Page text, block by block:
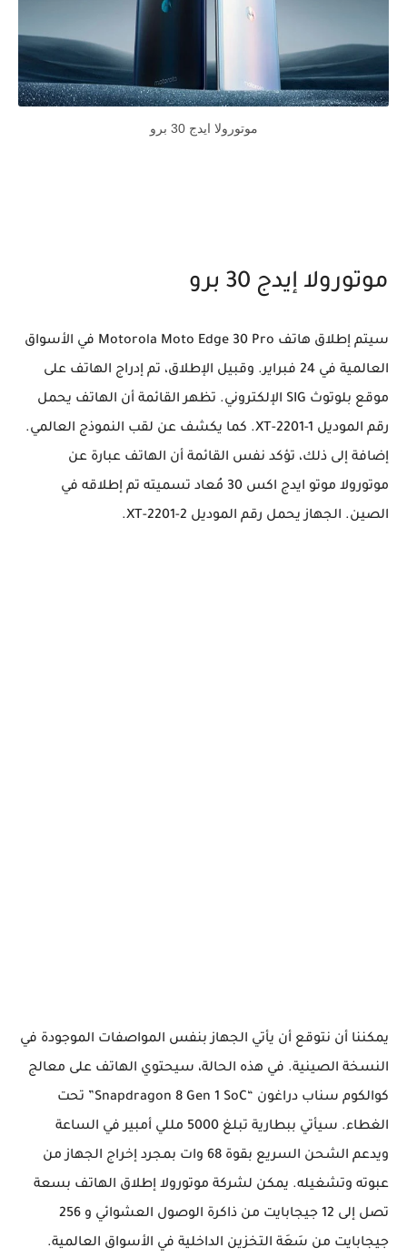
موتورولا ايدج 30 برو
موتورولا إيدج 30 برو
سيتم إطلاق هاتف Motorola Moto Edge 30 Pro في الأسواق
العالمية في 24 فبراير. وقبيل الإطلاق، تم إدراج الهاتف على
موقع بلوتوث SIG الإلكتروني. تظهر القائمة أن الهاتف يحمل
رقم الموديل XT-2201-1. كما يكشف عن لقب النموذج العالمي.
إضافة إلى ذلك، تؤكد نفس القائمة أن الهاتف عبارة عن
موتورولا موتو ايدج اكس 30 مُعاد تسميته تم إطلاقه في
الصين. الجهاز يحمل رقم الموديل XT-2201-2.
يمكننا أن نتوقع أن يأتي الجهاز بنفس المواصفات الموجودة في
النسخة الصينية. في هذه الحالة، سيحتوي الهاتف على معالج
كوالكوم سناب دراغون “Snapdragon 8 Gen 1 SoC” تحت
الغطاء. سيأتي ببطارية تبلغ 5000 مللي أمبير في الساعة
ويدعم الشحن السريع بقوة 68 وات بمجرد إخراج الجهاز من
عبوته وتشغيله. يمكن لشركة موتورولا إطلاق الهاتف بسعة
تصل إلى 12 جيجابايت من ذاكرة الوصول العشوائي و 256
جيجابايت من سَعَة التخزين الداخلية في الأسواق العالمية.